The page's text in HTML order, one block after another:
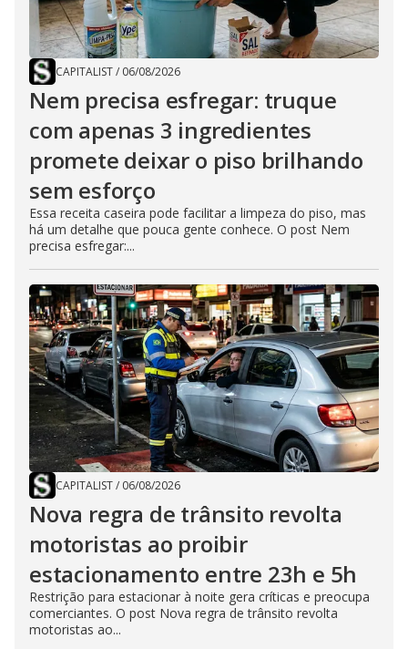
CAPITALIST/ 06/08/2026
Nem precisa esfregar: truque
com apenas 3 ingredientes
promete deixar o piso brilhando
sem esforço
Essa receita caseira pode facilitar a limpeza do piso, mas
há um detalhe que pouca gente conhece. O post Nem
precisa esfregar:...
CAPITALIST/ 06/08/2026
Nova regra de trânsito revolta
motoristas ao proibir
estacionamento entre 23h e 5h
Restrição para estacionar à noite gera críticas e preocupa
comerciantes. O post Nova regra de trânsito revolta
motoristas ao...